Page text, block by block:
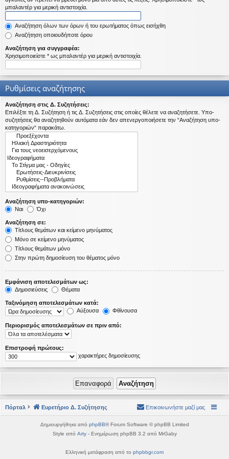
εις
μπαλαντέρ για μερική αντιστοιχία.
Αναζήτηση όλων των όρων ή του ερωτήματος όπως εισήχθη
Αναζήτηση οποιουδήποτε όρου
Αναζήτηση για συγγραφέα:
Χρησιμοποιείστε * ως μπαλαντέρ για μερική αντιστοιχία.
Ρυθμίσεις αναζήτησης
Αναζήτηση στις Δ. Συζητήσεις:
Επιλέξτε τη Δ. Συζήτηση ή τις Δ. Συζητήσεις στις οποίες θέλετε να αναζητήσετε. Υπο-
συζητήσεις θα αναζητηθούν αυτόματα εάν δεν απενεργοποιήσετε την “Αναζήτηση υπο-
κατηγοριών“ παρακάτω.
Αναζήτηση υπο-κατηγοριών:
Ναι
Όχι
Αναζήτηση σε:
Τίτλους θεμάτων και κείμενο μηνύματος
Μόνο σε κείμενο μηνύματος
Τίτλους θεμάτων μόνο
Στην πρώτη δημοσίευση του θέματος μόνο
Εμφάνιση αποτελεσμάτων ως:
Δημοσιεύσεις
Θέματα
Ταξινόμηση αποτελεσμάτων κατά:
Αύξουσα
Φθίνουσα
Περιορισμός αποτελεσμάτων σε πριν από:
Επιστροφή πρώτους:
χαρακτήρες δημοσίευσης
Πόρταλ Ευρετήριο Δ. Συζήτησης Επικοινωνήστε μαζί μας
Δημιουργήθηκε από phpBB® Forum Software © phpBB Limited
Style από Arty- Ενημέρωση phpBB 3.2 από MrGaby
Ελληνική μετάφραση από το phpbbgr.com